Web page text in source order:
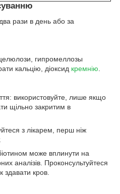
рази в день або за
целюлози, гипромеллозы
кальцію, діоксид кремнію.
використовуйте, лише якщо
щільно закритим в
з лікарем, перш ніж
може вплинути на
аналізів. Проконсультуйтеся
здавати кров.